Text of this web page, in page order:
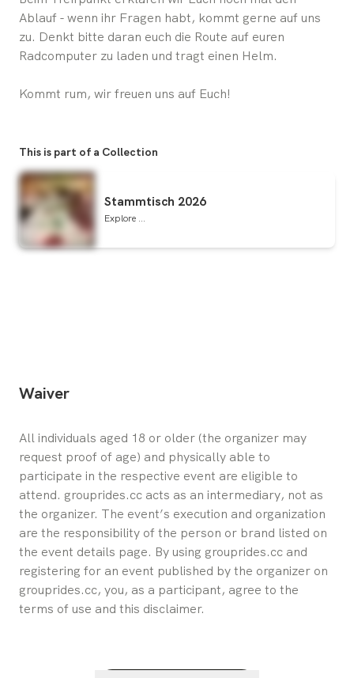
Ablauf - wenn ihr Fragen habt, kommt gerne auf uns
zu. Denkt bitte daran euch die Route auf euren
Radcomputer zu laden und tragt einen Helm.
Kommt rum, wir freuen uns auf Euch!
This is part of a Collection
Stammtisch 2026
Explore ...
Waiver
All individuals aged 18 or older (the organizer may
request proof of age) and physically able to
participate in the respective event are eligible to
attend. grouprides.cc acts as an intermediary, not as
the organizer. The event’s execution and organization
are the responsibility of the person or brand listed on
the event details page. By using grouprides.cc and
registering for an event published by the organizer on
grouprides.cc, you, as a participant, agree to the
terms of use and this disclaimer.